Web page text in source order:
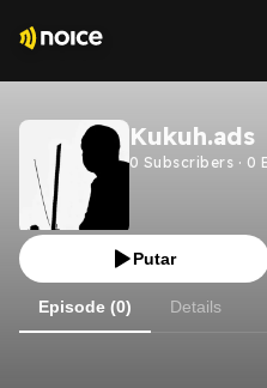
Kukuh.ads
0 Subscribers · 0
Putar
Episode (0) Details